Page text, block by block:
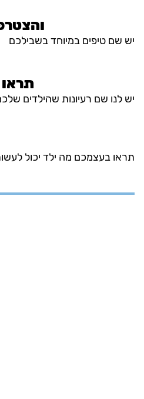
יש שם טיפים במיוחד בשבילכם
יש לנו שם רעיונות שהילדים
תראו בעצמכם מה ילד יכול